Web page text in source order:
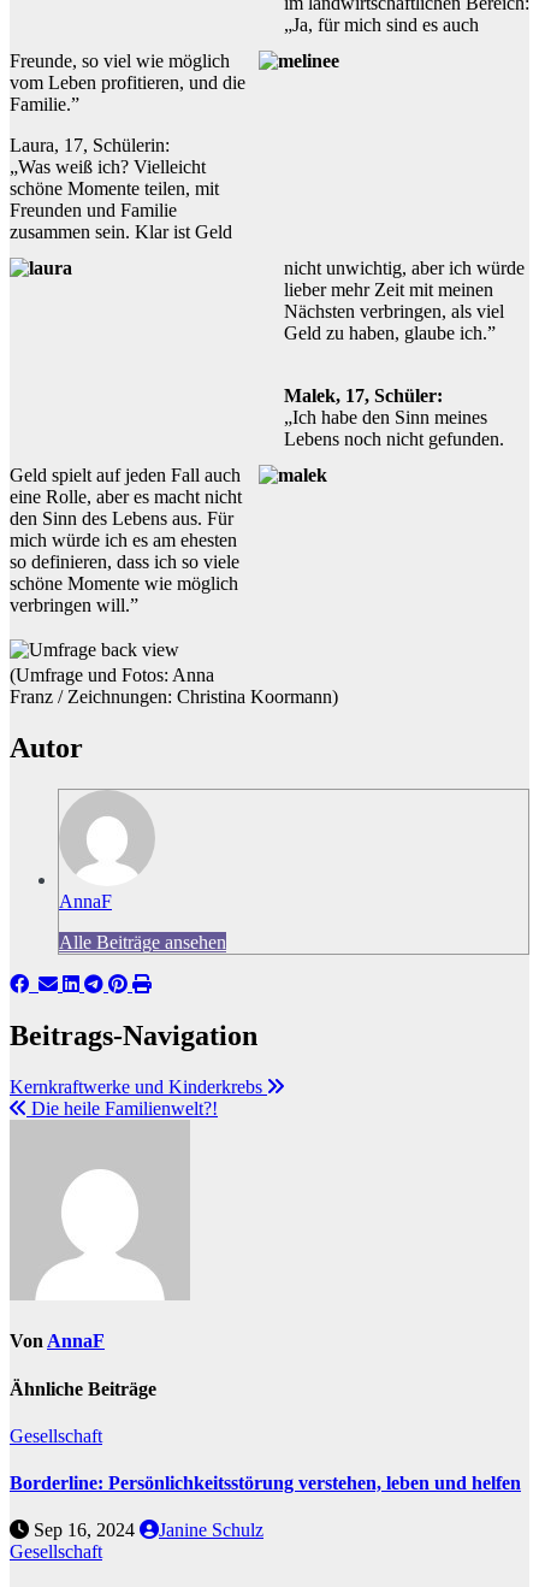
„Ja, für mich sind es auch
Freunde, so viel wie möglich
vom Leben profitieren, und die
Familie.”
Laura, 17, Schülerin:
„Was weiß ich? Vielleicht
schöne Momente teilen, mit
Freunden und Familie
zusammen sein. Klar ist Geld
nicht unwichtig, aber ich würde
lieber mehr Zeit mit meinen
Nächsten verbringen, als viel
Geld zu haben, glaube ich.”
Malek, 17, Schüler:
„Ich habe den Sinn meines
Lebens noch nicht gefunden.
Geld spielt auf jeden Fall auch
eine Rolle, aber es macht nicht
den Sinn des Lebens aus. Für
mich würde ich es am ehesten
so definieren, dass ich so viele
schöne Momente wie möglich
verbringen will.”
(Umfrage und Fotos: Anna
Franz / Zeichnungen: Christina Koormann)
Autor
AnnaF
Alle Beiträge ansehen
Beitrags-Navigation
Kernkraftwerke und Kinderkrebs
Die heile Familienwelt?!
Von AnnaF
Ähnliche Beiträge
Gesellschaft
Borderline: Persönlichkeitsstörung verstehen, leben und helfen
Sep 16, 2024
Janine Schulz
Gesellschaft